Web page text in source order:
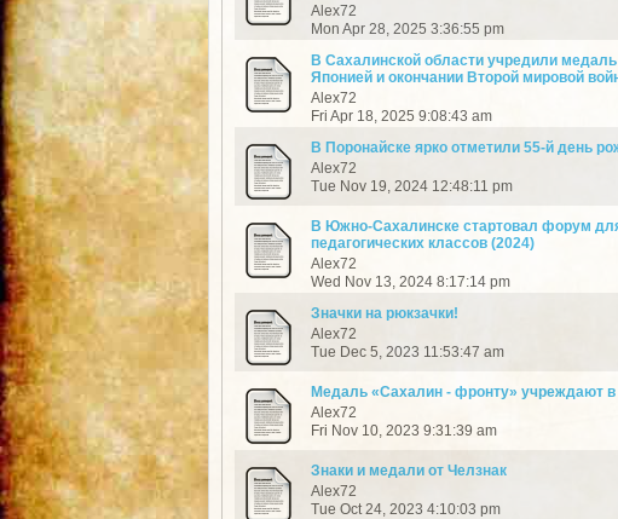
Alex72
Mon Apr 28, 2025 3:36:55 pm
В Сахалинской области учредили
Японией и окончании Второй мировой
Alex72
Fri Apr 18, 2025 9:08:43 am
В Поронайске ярко отметили 55-й день
Alex72
Tue Nov 19, 2024 12:48:11 pm
В Южно-Сахалинске стартовал форум
педагогических классов (2024)
Alex72
Wed Nov 13, 2024 8:17:14 pm
Значки на рюкзачки!
Alex72
Tue Dec 5, 2023 11:53:47 am
Медаль «Сахалин - фронту» учреждают в
Alex72
Fri Nov 10, 2023 9:31:39 am
Знаки и медали от Челзнак
Alex72
Tue Oct 24, 2023 4:10:03 pm